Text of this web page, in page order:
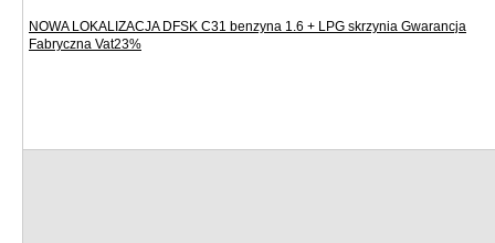
NOWA LOKALIZACJA DFSK C31 benzyna 1.6 + LPG skrzynia Gwarancja
Fabryczna Vat23%